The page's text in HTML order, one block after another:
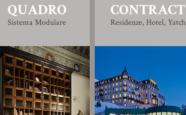
QUADRO
Sistema Modulare
CONTRACT
Residenze, Hotel, Yatch